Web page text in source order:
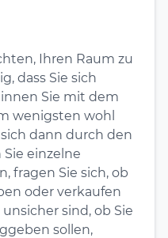
Ihren Raum zu
dass Sie sich
Sie mit dem
wenigsten wohl
dann durch den
Sie einzelne
fragen Sie sich, ob
oder verkaufen
sind, ob Sie
sollen,